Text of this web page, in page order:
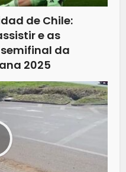
de Chile:
e as
da
2025